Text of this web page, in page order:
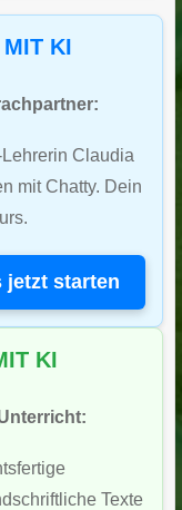
MIT KI
Claudia
mit Chatty. Dein
jetzt starten
KI
Texte